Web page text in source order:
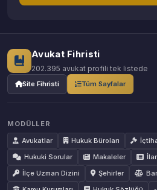
Avukat Fihristi
202.395 avukat profili tek listede
Site Fihristi Tüm Sayfalar
MODÜLLER
Avukatlar
Hukuk Büroları
Hukuki Sorular
Makaleler
İlçe Uzman Dizini
Şehirler